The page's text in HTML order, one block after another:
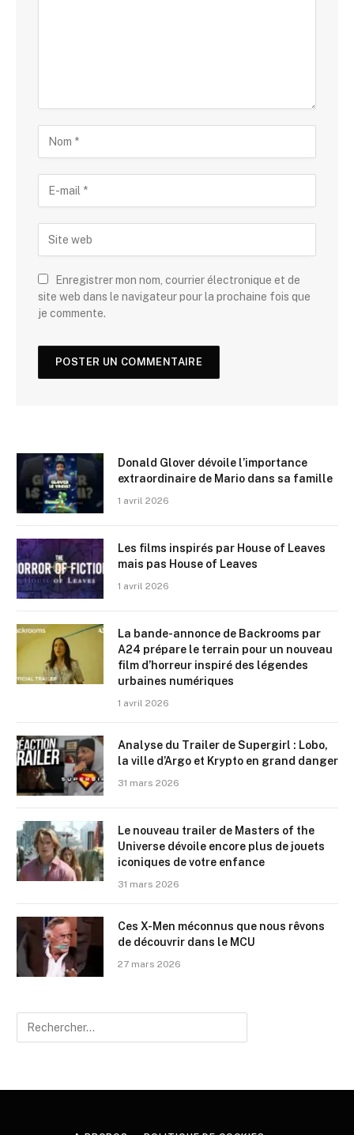
Enregistrer mon nom, courrier électronique et de
site web dans le navigateur pour la prochaine fois que
je commente.
Donald Glover dévoile l’importance
extraordinaire de Mario dans sa famille
1 avril 2026
Les films inspirés par House of Leaves
mais pas House of Leaves
1 avril 2026
La bande-annonce de Backrooms par
A24 prépare le terrain pour un nouveau
film d’horreur inspiré des légendes
urbaines numériques
1 avril 2026
Analyse du Trailer de Supergirl : Lobo,
la ville d’Argo et Krypto en grand danger
31 mars 2026
Le nouveau trailer de Masters of the
Universe dévoile encore plus de jouets
iconiques de votre enfance
31 mars 2026
Ces X-Men méconnus que nous rêvons
de découvrir dans le MCU
27 mars 2026